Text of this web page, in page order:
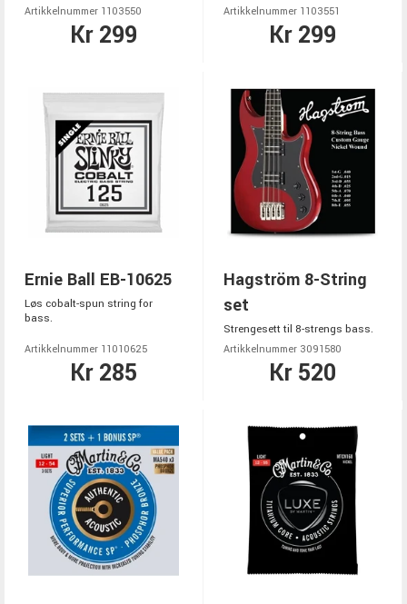
Artikkelnummer 1103550
Kr 299
Artikkelnummer 1103551
Kr 299
Ernie Ball EB-10625
Løs cobalt-spun string for
bass.
Artikkelnummer 11010625
Kr 285
Hagström 8-String
set
Strengesett til 8-strengs bass.
Artikkelnummer 3091580
Kr 520